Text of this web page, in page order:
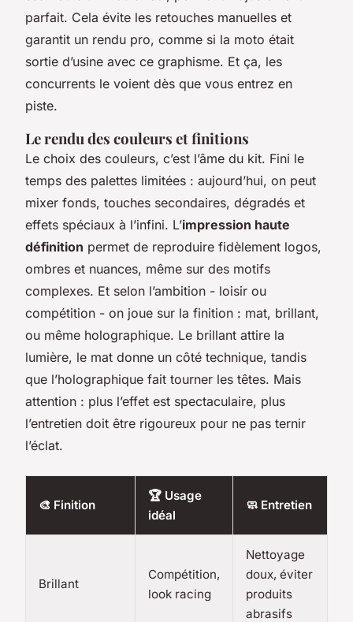
parfait. Cela évite les retouches manuelles et
garantit un rendu pro, comme si la moto était
sortie d’usine avec ce graphisme. Et ça, les
concurrents le voient dès que vous entrez en
piste.
Le rendu des couleurs et finitions
Le choix des couleurs, c’est l’âme du kit. Fini le
temps des palettes limitées : aujourd’hui, on peut
mixer fonds, touches secondaires, dégradés et
effets spéciaux à l’infini. L’impression haute
définition permet de reproduire fidèlement logos,
ombres et nuances, même sur des motifs
complexes. Et selon l’ambition - loisir ou
compétition - on joue sur la finition : mat, brillant,
ou même holographique. Le brillant attire la
lumière, le mat donne un côté technique, tandis
que l’holographique fait tourner les têtes. Mais
attention : plus l’effet est spectaculaire, plus
l’entretien doit être rigoureux pour ne pas ternir
l’éclat.
🎨 Finition
🏆 Usage
idéal
🧼 Entretien
Brillant
Compétition,
look racing
Nettoyage
doux, éviter
produits
abrasifs